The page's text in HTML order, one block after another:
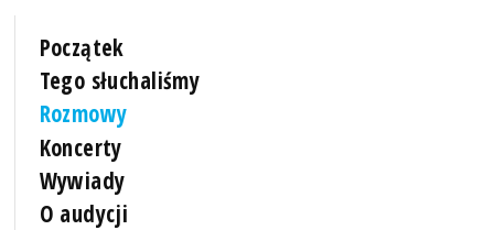
Początek
Tego słuchaliśmy
Rozmowy
Koncerty
Wywiady
O audycji